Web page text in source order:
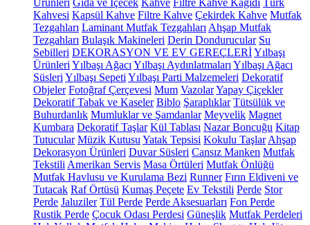
Ürünleri Gıda ve İçecek Kahve Filtre Kahve Kağıdı Türk
Kahvesi Kapsül Kahve Filtre Kahve Çekirdek Kahve Mutfak
Tezgahları Laminant Mutfak Tezgahları Ahşap Mutfak
Tezgahları Bulaşık Makineleri Derin Dondurucular Su
Sebilleri DEKORASYON VE EV GEREÇLERİYılbaşı
Ürünleri Yılbaşı Ağacı Yılbaşı Aydınlatmaları Yılbaşı Ağacı
Süsleri Yılbaşı Sepeti Yılbaşı Parti Malzemeleri Dekoratif
Objeler Fotoğraf Çerçevesi Mum VazolarYapay Çiçekler
Dekoratif Tabak ve Kaseler Biblo Şaraplıklar Tütsülük ve
Buhurdanlık Mumluklar ve Şamdanlar Meyvelik Magnet
Kumbara Dekoratif Taşlar Kül Tablası Nazar Boncuğu Kitap
Tutucular Müzik Kutusu Yatak Tepsisi Kokulu Taşlar Ahşap
Dekorasyon Ürünleri Duvar Süsleri Cansız Manken Mutfak
Tekstili Amerikan Servis Masa Örtüleri Mutfak Önlüğü
Mutfak Havlusu ve Kurulama Bezi Runner Fırın Eldiveni ve
Tutacak Raf Örtüsü Kumaş Peçete Ev Tekstili Perde Stor
Perde Jaluziler Tül Perde Perde Aksesuarları Fon Perde
Rustik Perde Çocuk Odası Perdesi Güneşlik Mutfak Perdeleri